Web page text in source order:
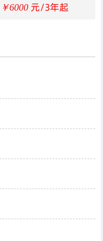
￥6000元/3年起